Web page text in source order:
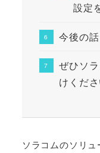
設定
今後の話
ぜひソ
けくださ
ソラコムのソリ